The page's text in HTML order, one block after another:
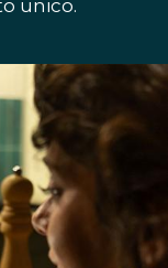
unico.